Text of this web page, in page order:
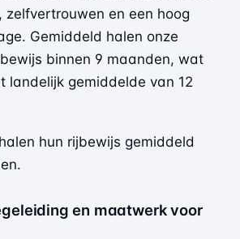
zelfvertrouwen en een hoog
Gemiddeld halen onze
binnen 9 maanden, wat
landelijk gemiddelde van 12
hun rijbewijs gemiddeld
en maatwerk voor